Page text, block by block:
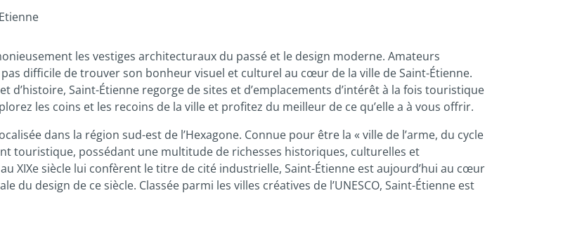
les vestiges architecturaux du passé et le design moderne. Amateurs
difficile de trouver son bonheur visuel et culturel au cœur de la ville de Saint-Étienne.
d’histoire, Saint-Étienne regorge de sites et d’emplacements d’intérêt à la fois touristique
les coins et les recoins de la ville et profitez du meilleur de ce qu’elle a à vous offrir.
dans la région sud-est de l’Hexagone. Connue pour être la « ville de l’arme, du cycle
touristique, possédant une multitude de richesses historiques, culturelles et
XIXe siècle lui confèrent le titre de cité industrielle, Saint-Étienne est aujourd’hui au cœur
design de ce siècle. Classée parmi les villes créatives de l’UNESCO, Saint-Étienne est